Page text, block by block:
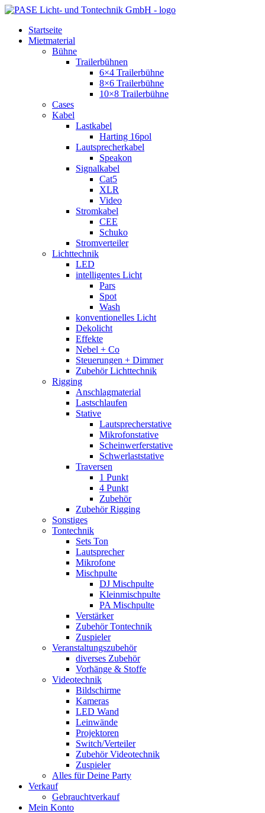
Zum
springenStartseite
Mietmaterial
Bühne
Trailerbühnen
6×4 Trailerbühne
8×6 Trailerbühne
10×8 Trailerbühne
Cases
Kabel
Lastkabel
Harting 16pol
Lautsprecherkabel
Speakon
Signalkabel
Cat5
XLR
Video
Stromkabel
CEE
Schuko
Stromverteiler
Lichttechnik
LED
intelligentes Licht
Pars
Spot
Wash
konventionelles Licht
Dekolicht
Effekte
Nebel + Co
Steuerungen + Dimmer
Zubehör Lichttechnik
Rigging
Anschlagmaterial
Lastschlaufen
Stative
Lautsprecherstative
Mikrofonstative
Scheinwerferstative
Schwerlaststative
Traversen
1 Punkt
4 Punkt
Zubehör
Zubehör Rigging
Sonstiges
Tontechnik
Sets Ton
Lautsprecher
Mikrofone
Mischpulte
DJ Mischpulte
Kleinmischpulte
PA Mischpulte
Verstärker
Zubehör Tontechnik
Zuspieler
Veranstaltungszubehör
diverses Zubehör
Vorhänge & Stoffe
Videotechnik
Bildschirme
Kameras
LED Wand
Leinwände
Projektoren
Switch/Verteiler
Zubehör Videotechnik
Zuspieler
Alles für Deine Party
Verkauf
Gebrauchtverkauf
Mein Konto